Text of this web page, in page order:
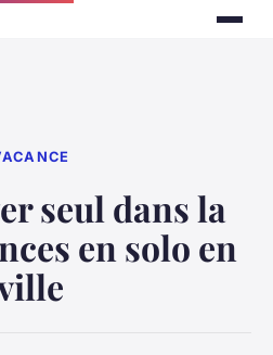
seul dans la
en solo en